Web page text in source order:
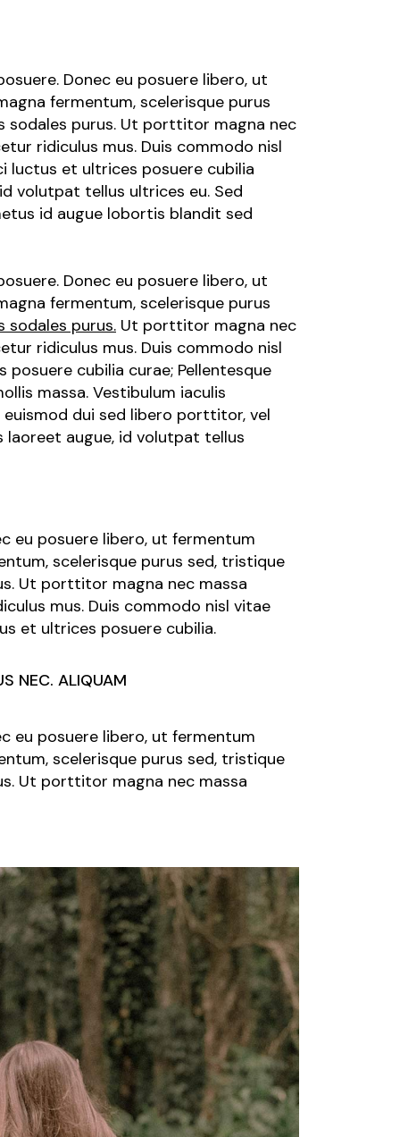
Donec eu posuere libero, ut
fermentum, scelerisque purus
sodales purus. Ut porttitor magna nec
ridiculus mus. Duis commodo nisl
luctus et ultrices posuere cubilia
volutpat tellus ultrices eu. Sed
id augue lobortis blandit sed
Donec eu posuere libero, ut
fermentum, scelerisque purus
sodales purus. Ut porttitor magna nec
ridiculus mus. Duis commodo nisl
cubilia curae; Pellentesque
massa. Vestibulum iaculis
dui sed libero porttitor, vel
augue, id volutpat tellus
eu posuere libero, ut fermentum
scelerisque purus sed, tristique
Ut porttitor magna nec massa
mus. Duis commodo nisl vitae
et ultrices posuere cubilia.
NEC. ALIQUAM
eu posuere libero, ut fermentum
scelerisque purus sed, tristique
Ut porttitor magna nec massa